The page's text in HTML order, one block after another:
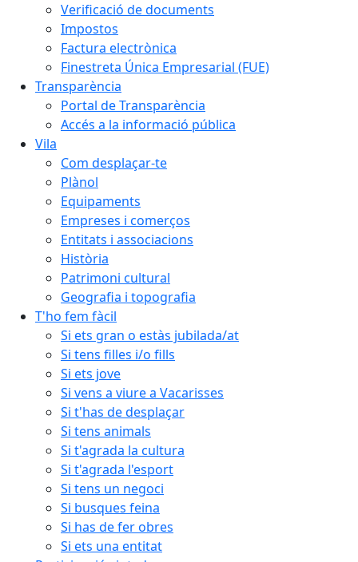
Verificació de documents
Impostos
Factura electrònica
Finestreta Única Empresarial (FUE)
Transparència
Portal de Transparència
Accés a la informació pública
Vila
Com desplaçar-te
Plànol
Equipaments
Empreses i comerços
Entitats i associacions
Història
Patrimoni cultural
Geografia i topografia
T'ho fem fàcil
Si ets gran o estàs jubilada/at
Si tens filles i/o fills
Si ets jove
Si vens a viure a Vacarisses
Si t'has de desplaçar
Si tens animals
Si t'agrada la cultura
Si t'agrada l'esport
Si tens un negoci
Si busques feina
Si has de fer obres
Si ets una entitat